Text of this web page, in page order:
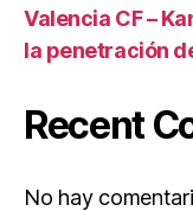
Valencia CF –
la penetración
Recent
No hay